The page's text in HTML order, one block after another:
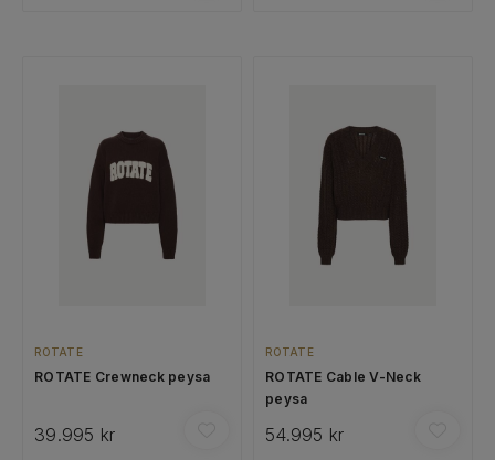
ROTATE
ROTATE Crewneck peysa
39.995 kr
ROTATE
ROTATE Cable V-Neck
peysa
54.995 kr